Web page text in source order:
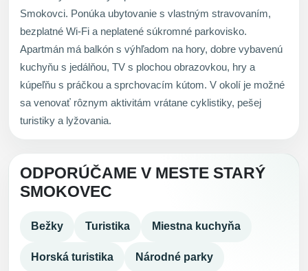
Smokovci. Ponúka ubytovanie s vlastným stravovaním,
bezplatné Wi-Fi a neplatené súkromné parkovisko.
Apartmán má balkón s výhľadom na hory, dobre vybavenú
kuchyňu s jedálňou, TV s plochou obrazovkou, hry a
kúpeľňu s práčkou a sprchovacím kútom. V okolí je možné
sa venovať rôznym aktivitám vrátane cyklistiky, pešej
turistiky a lyžovania.
ODPORÚČAME V MESTE STARÝ
SMOKOVEC
Bežky Turistika Miestna kuchyňa
Horská turistika Národné parky